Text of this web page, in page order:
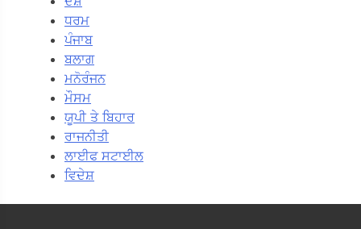
ਧਰਮ
ਪੰਜਾਬ
ਬਲਾਗ
ਮਨੋਰੰਜਨ
ਮੌਸਮ
ਯੂਪੀ ਤੇ ਬਿਹਾਰ
ਰਾਜਨੀਤੀ
ਲਾਈਫ ਸਟਾਈਲ
ਵਿਦੇਸ਼